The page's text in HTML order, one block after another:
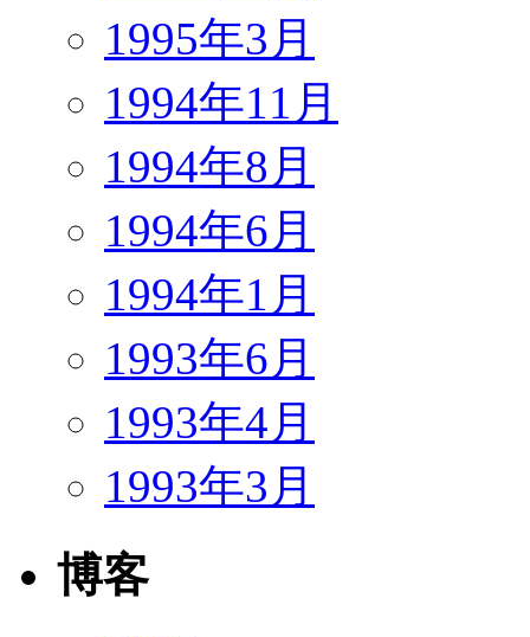
1995年3月
1994年11月
1994年8月
1994年6月
1994年1月
1993年6月
1993年4月
1993年3月
博客